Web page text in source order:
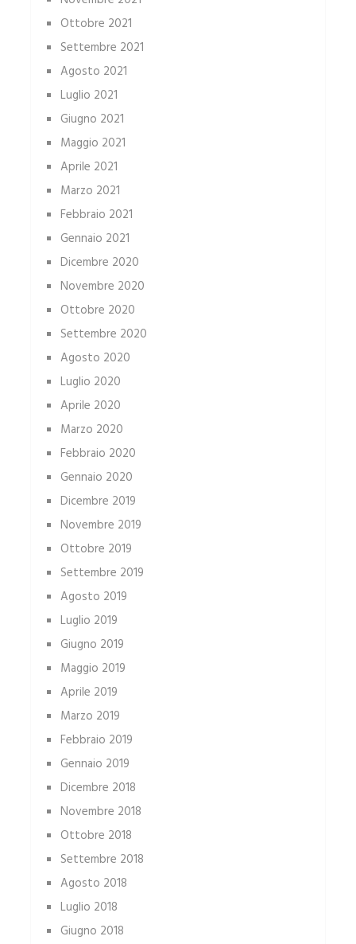
Ottobre 2021
Settembre 2021
Agosto 2021
Luglio 2021
Giugno 2021
Maggio 2021
Aprile 2021
Marzo 2021
Febbraio 2021
Gennaio 2021
Dicembre 2020
Novembre 2020
Ottobre 2020
Settembre 2020
Agosto 2020
Luglio 2020
Aprile 2020
Marzo 2020
Febbraio 2020
Gennaio 2020
Dicembre 2019
Novembre 2019
Ottobre 2019
Settembre 2019
Agosto 2019
Luglio 2019
Giugno 2019
Maggio 2019
Aprile 2019
Marzo 2019
Febbraio 2019
Gennaio 2019
Dicembre 2018
Novembre 2018
Ottobre 2018
Settembre 2018
Agosto 2018
Luglio 2018
Giugno 2018